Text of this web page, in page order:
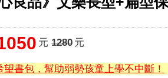
元 1280元
望書包，幫助弱勢孩童上學不中斷！